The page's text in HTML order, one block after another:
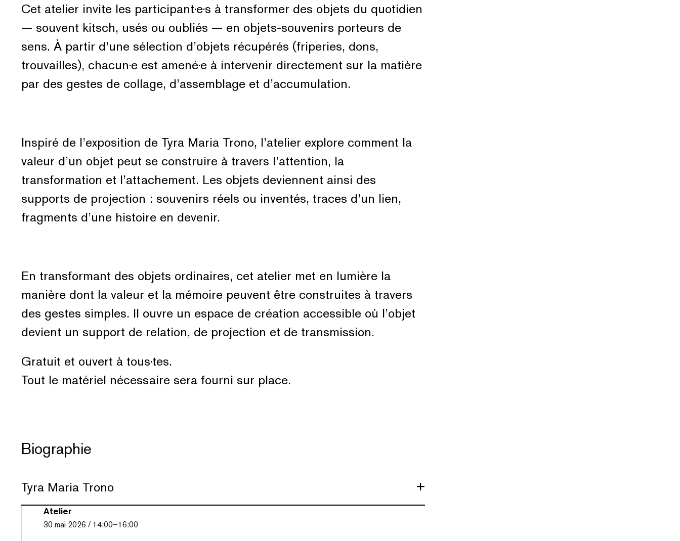
Cet atelier invite les participant·e·s à transformer des objets du quotidien
— souvent kitsch, usés ou oubliés — en objets-souvenirs porteurs de
sens. À partir d’une sélection d’objets récupérés (friperies, dons,
trouvailles), chacun·e est amené·e à intervenir directement sur la matière
par des gestes de collage, d’assemblage et d’accumulation.
Inspiré de l’exposition de Tyra Maria Trono, l’atelier explore comment la
valeur d’un objet peut se construire à travers l’attention, la
transformation et l’attachement. Les objets deviennent ainsi des
supports de projection : souvenirs réels ou inventés, traces d’un lien,
fragments d’une histoire en devenir.
En transformant des objets ordinaires, cet atelier met en lumière la
manière dont la valeur et la mémoire peuvent être construites à travers
des gestes simples. Il ouvre un espace de création accessible où l’objet
devient un support de relation, de projection et de transmission.
Gratuit et ouvert à tous·tes.
Tout le matériel nécessaire sera fourni sur place.
Biographie
Tyra Maria Trono
Atelier
30 mai 2026 / 14:00–16:00